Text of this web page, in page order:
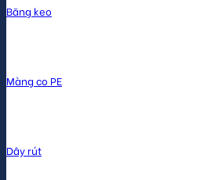
Băng keo
Màng co PE
Dây rút